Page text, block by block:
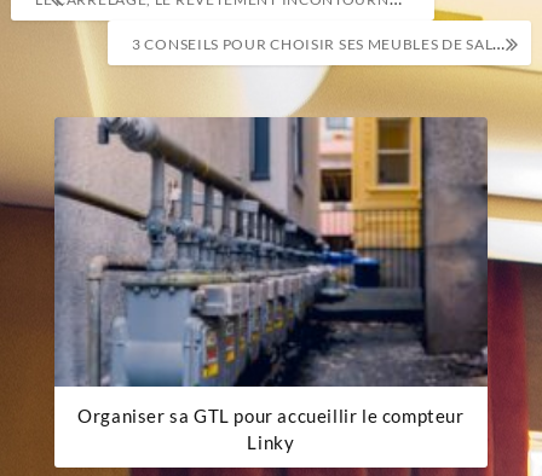
de
l’article
3 CONSEILS POUR CHOISIR SES MEUBLES DE SALLE DE BAINS
Organiser sa GTL pour accueillir le compteur
Linky